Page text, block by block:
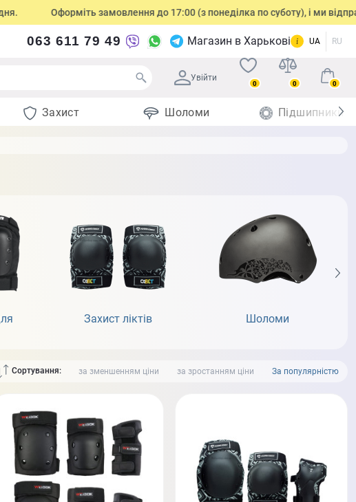
замовлення до 17:00 (з понеділка по суботу), і ми відправимо
063 611 79 49 Магазин в Харькові UA RU
Увійти
0 0 0
Захист Шоломи Підшипники
Захист ліктів Шоломи
Сортування: За популярністю
за зростанням ціни
за зменшенням ціни